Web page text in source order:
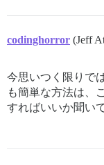
codinghorror (Jeff
今思いつく限りで
も簡単な方法は、
すればいいか聞い